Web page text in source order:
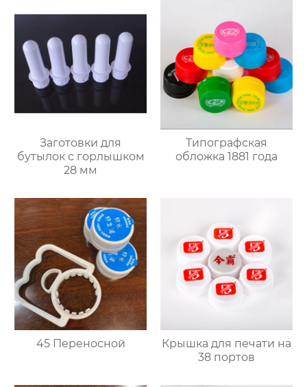
Заготовки для
бутылок с горлышком
28 мм
Типографская
обложка 1881 года
45 Переносной
Крышка для печати на
38 портов